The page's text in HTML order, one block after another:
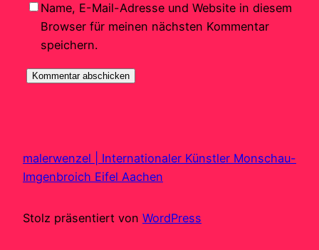
Name, E-Mail-Adresse und Website in diesem
Browser für meinen nächsten Kommentar
speichern.
malerwenzel | Internationaler Künstler Monschau-
Imgenbroich Eifel Aachen
Stolz präsentiert von WordPress